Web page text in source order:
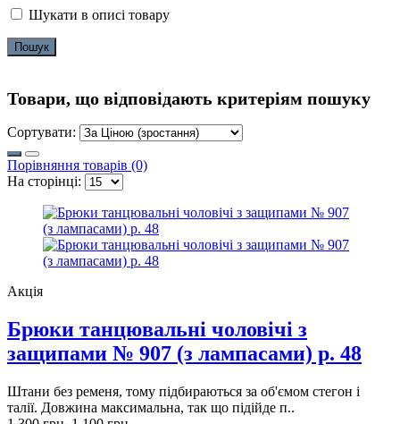
Шукати в описі товару
Товари, що відповідають критеріям пошуку
Сортувати:
Порівняння товарів (0)
На сторінці:
Акція
Брюки танцювальні чоловічі з
защипами № 907 (з лампасами) р. 48
Штани без ременя, тому підбираються за об'ємом стегон і
талії. Довжина максимальна, так що підійде п..